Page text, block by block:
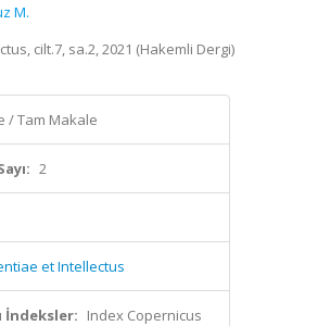
M.
cilt.7, sa.2, 2021 (Hakemli Dergi)
/ Tam Makale
2
et Intellectus
İndeksler: Index Copernicus